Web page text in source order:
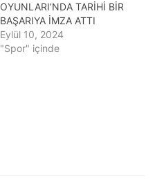
OYUNLARI’NDA TARİHİ BİR
BAŞARIYA İMZA ATTI
Eylül 10, 2024
"Spor" içinde